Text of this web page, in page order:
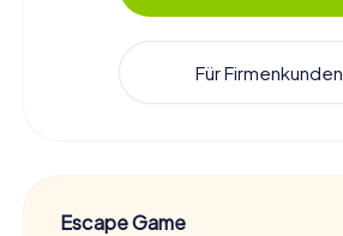
Für Firmenkunden
Escape Game